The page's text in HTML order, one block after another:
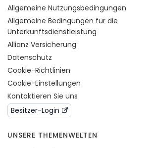
Allgemeine Nutzungsbedingungen
Allgemeine Bedingungen für die
Unterkunftsdienstleistung
Allianz Versicherung
Datenschutz
Cookie-Richtlinien
Cookie-Einstellungen
Kontaktieren Sie uns
Besitzer-Login
UNSERE THEMENWELTEN